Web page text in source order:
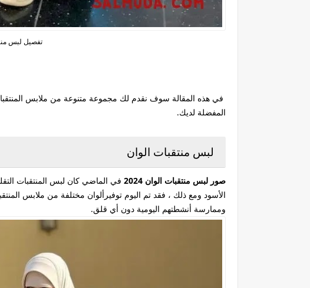
تفصيل لبس
المفضلة لديك.
لبس منتقبات الوان
صور لبس منتقبات الوان 2024
في الماضي كان لبس المنتقبات
الأسود ومع ذلك ، فقد تم اليوم توفيرألوان مختلفة من ملابس
وممارسة أنشطتهم اليومية دون أي قلق.